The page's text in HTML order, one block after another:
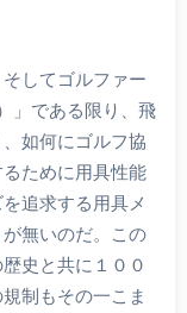
してゴルファー
」である限り、飛
如何にゴルフ協
ために用具性能
追求する用具メ
無いのだ。この
史と共に１００
制もその一こま